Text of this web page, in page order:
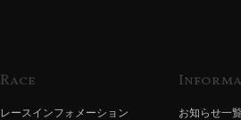
Race
レースインフォメーション お知らせ一